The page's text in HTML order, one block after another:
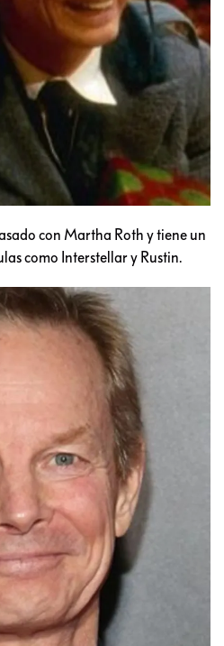
con Martha Roth y tiene un
como Interstellar y Rustin.